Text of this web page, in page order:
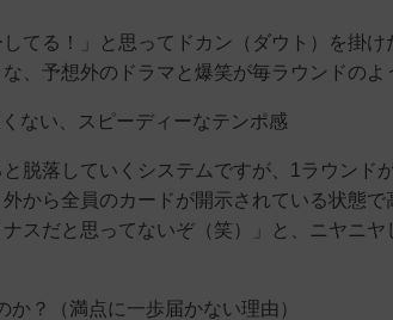
してる！」と思ってドカン（ダウト）を掛
、予想外のドラマと爆笑が毎ラウンドのよ
ない、スピーディーなテンポ感
脱落していくシステムですが、1ラウンド
外から全員のカードが開示されている状態
スだと思ってないぞ（笑）」と、ニヤニ
？（満点に一歩届かない理由）